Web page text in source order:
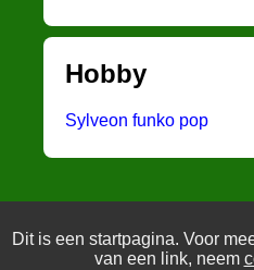
Hobby
Sylveon funko pop
Dit is een startpagina. Voor
van een link, neem